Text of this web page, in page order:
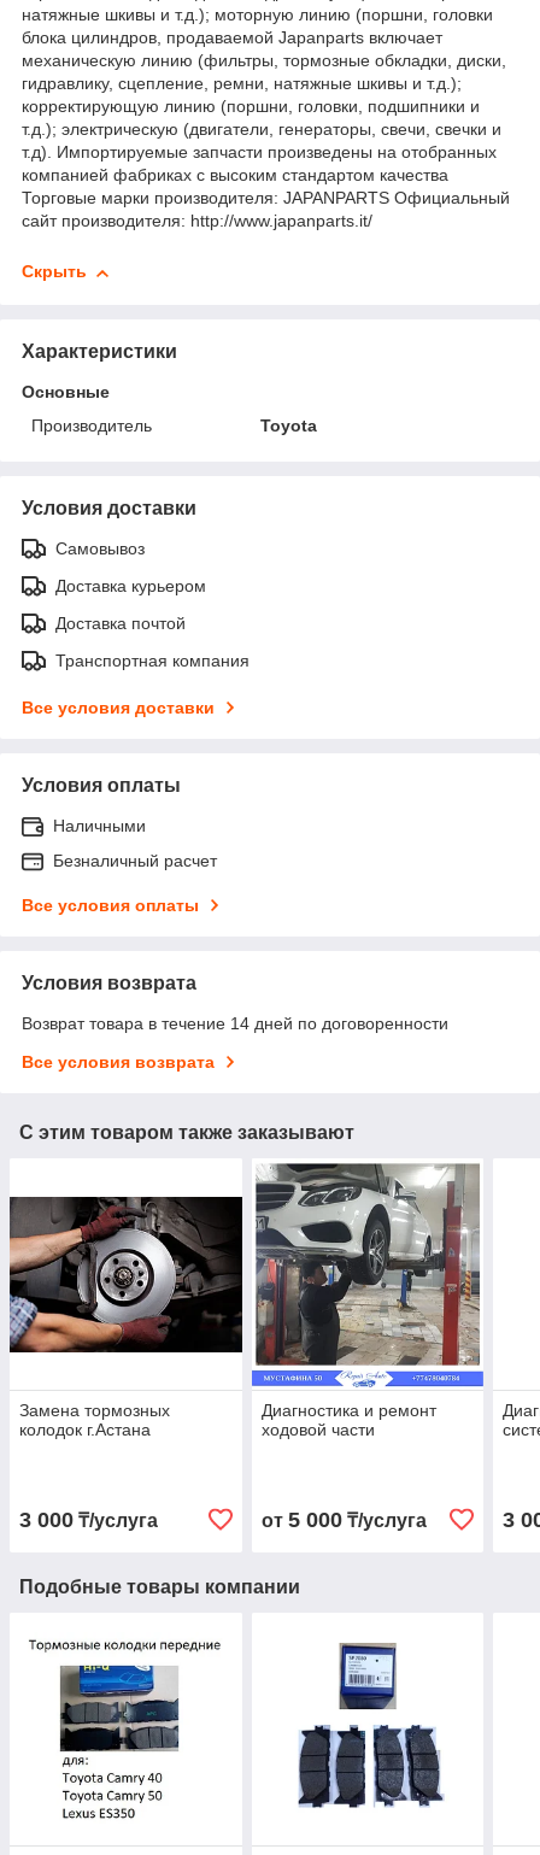
натяжные шкивы и т.д.); моторную линию (поршни, головки
блока цилиндров, продаваемой Japanparts включает
механическую линию (фильтры, тормозные обкладки, диски,
гидравлику, сцепление, ремни, натяжные шкивы и т.д.);
корректирующую линию (поршни, головки, подшипники и
т.д.); электрическую (двигатели, генераторы, свечи, свечки и
т.д). Импортируемые запчасти произведены на отобранных
компанией фабриках с высоким стандартом качества
Торговые марки производителя: JAPANPARTS Официальный
сайт производителя: http://www.japanparts.it/
Скрыть
Характеристики
Основные
Производитель
Toyota
Условия доставки
Самовывоз
Доставка курьером
Доставка почтой
Транспортная компания
Все условия доставки
Условия оплаты
Наличными
Безналичный расчет
Все условия оплаты
Условия возврата
Возврат товара в течение 14 дней по договоренности
Все условия возврата
С этим товаром также заказывают
Замена тормозных
колодок г.Астана
3 000 ₸/услуга
Диагностика и ремонт
ходовой части
от 5 000₸/услуга 3
Подобные товары компании